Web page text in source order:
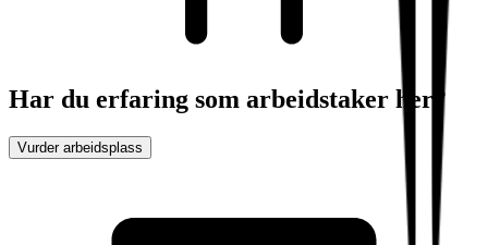
Har du erfaring som arbeidstaker her?
Vurder arbeidsplass